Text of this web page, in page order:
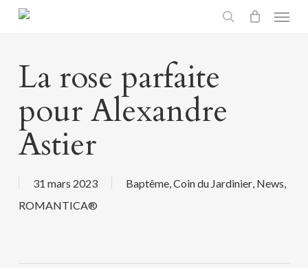
Skip
content
Menu
La rose parfaite
pour Alexandre
Astier
31 mars 2023 Baptême,Coin du Jardinier, News,
ROMANTICA®